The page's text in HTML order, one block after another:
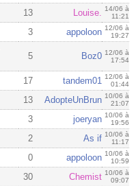
13 Louise. 14/06 à
11:21
3 appoloon 12/06 à
19:27
5 Boz0 12/06 à
17:54
17 tandem01 12/06 à
01:44
13 AdopteUnBrun 10/06 à
21:07
3 joeryan 10/06 à
19:56
2 As if 10/06 à
11:17
0 appoloon 10/06 à
10:59
30 Chemist 10/06 à
09:07